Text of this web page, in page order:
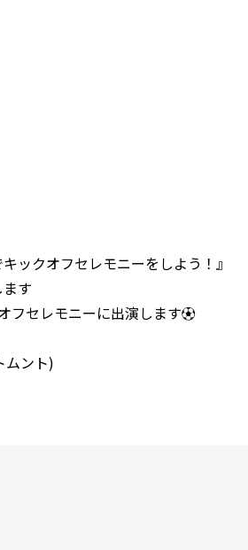
ックオフセレモニーをしよう！ 』
す
フセレモニーに出演します⚽
ムント)